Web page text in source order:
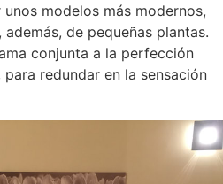
modelos más modernos,
de pequeñas plantas.
conjunta a la perfección
redundar en la sensación